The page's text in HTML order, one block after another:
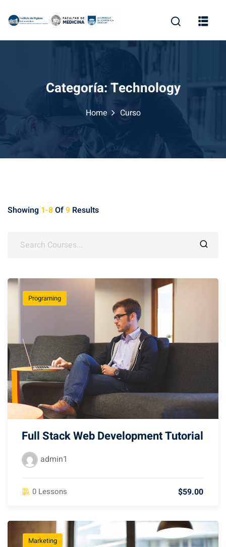
Categoría:Technology
Home Curso
Showing 1-8Of9 Results
Programing
Full Stack Web Development Tutorial
admin1
0 Lessons $59.00
Marketing